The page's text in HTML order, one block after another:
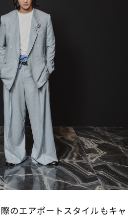
のエアポートスタイルもキャ